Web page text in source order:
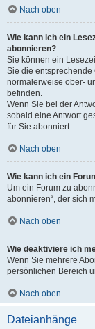
Nach oben
Wie kann ich ein
abonnieren?
Sie können ein
Sie die entsprechende
normalerweise ober-
befinden.
Wenn Sie bei der
sobald eine Antwort
für Sie abonniert.
Nach oben
Wie kann ich ein
Um ein Forum zu
abonnieren“, der sich
Nach oben
Wie deaktiviere ich
Wenn Sie mehrere
persönlichen Bereich
Nach oben
Dateianhänge